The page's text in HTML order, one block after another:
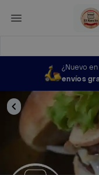
¿Nuevo
envíos